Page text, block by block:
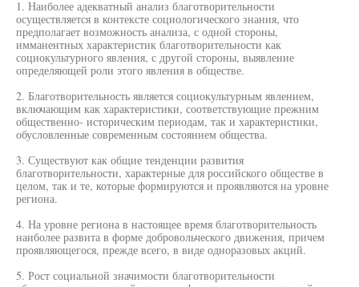
1. Наиболее адекватный анализ благотворительности
осуществляется в контексте социологического знания, что
предполагает возможность анализа, с одной стороны,
имманентных характеристик благотворительности как
социокультурного явления, с другой стороны, выявление
определяющей роли этого явления в обществе.
2. Благотворительность является социокультурным явлением,
включающим как характеристики, соответствующие прежним
общественно- историческим периодам, так и характеристики,
обусловленные современным состоянием общества.
3. Существуют как общие тенденции развития
благотворительности, характерные для российского обществе в
целом, так и те, которые формируются и проявляются на уровне
региона.
4. На уровне региона в настоящее время благотворительность
наиболее развита в форме добровольческого движения, причем
проявляющегося, прежде всего, в виде одноразовых акций.
5. Рост социальной значимости благотворительности